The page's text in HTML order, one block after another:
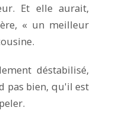
Et elle aurait,
« un meilleur
déstabilisé,
pas bien, qu'il est